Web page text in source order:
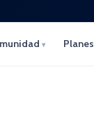
▾ Planes